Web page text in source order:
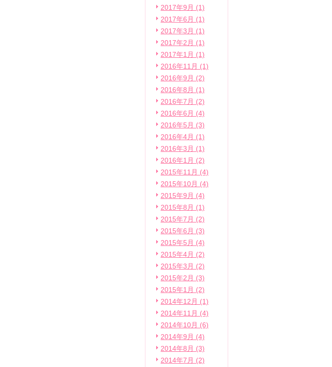
2017年9月 (1)
2017年6月 (1)
2017年3月 (1)
2017年2月 (1)
2017年1月 (1)
2016年11月 (1)
2016年9月 (2)
2016年8月 (1)
2016年7月 (2)
2016年6月 (4)
2016年5月 (3)
2016年4月 (1)
2016年3月 (1)
2016年1月 (2)
2015年11月 (4)
2015年10月 (4)
2015年9月 (4)
2015年8月 (1)
2015年7月 (2)
2015年6月 (3)
2015年5月 (4)
2015年4月 (2)
2015年3月 (2)
2015年2月 (3)
2015年1月 (2)
2014年12月 (1)
2014年11月 (4)
2014年10月 (6)
2014年9月 (4)
2014年8月 (3)
2014年7月 (2)